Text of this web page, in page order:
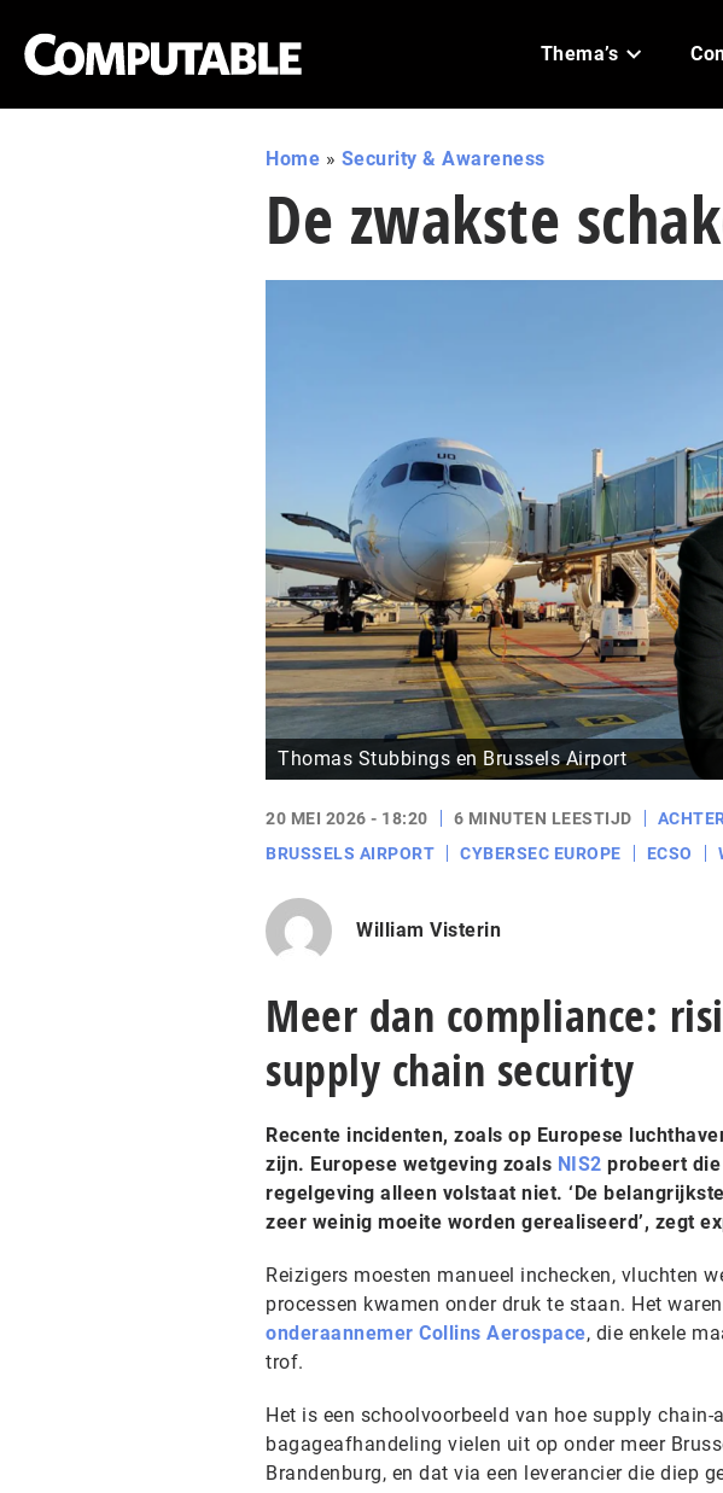
Thema’s
Home » Security & Awareness
De zwakste
Thomas Stubbings en Brussels Airport
20 MEI 2026 - 18:20 6 MINUTEN LEESTIJD
BRUSSELS AIRPORT
CYBERSEC EUROPE ECSO
William Visterin
Meer dan compliance:
supply chain security
Recente incidenten, zoals op Europese
zijn. Europese wetgeving zoals NIS2 probeert
regelgeving alleen volstaat niet. ‘De
zeer weinig moeite worden gerealiseerd’, zegt
Reizigers moesten manueel inchecken, vluchten
processen kwamen onder druk te staan. Het
onderaannemer Collins Aerospace, die enkele
trof.
Het is een schoolvoorbeeld van hoe supply
bagageafhandeling vielen uit op onder meer
Brandenburg, en dat via een leverancier die diep